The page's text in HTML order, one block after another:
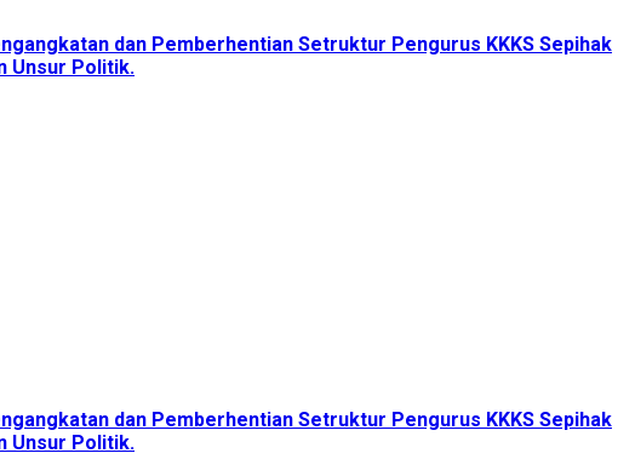
dan Pemberhentian Setruktur Pengurus KKKS Sepihak
Unsur Politik.
dan Pemberhentian Setruktur Pengurus KKKS Sepihak
Unsur Politik.